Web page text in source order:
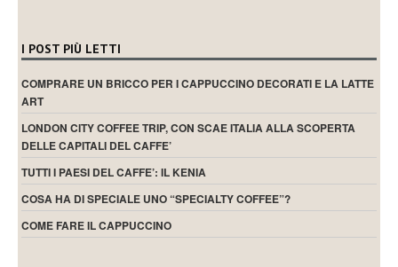
I POST PIÙ LETTI
COMPRARE UN BRICCO PER I CAPPUCCINO DECORATI E LA LATTE
ART
LONDON CITY COFFEE TRIP, CON SCAE ITALIA ALLA SCOPERTA
DELLE CAPITALI DEL CAFFE’
TUTTI I PAESI DEL CAFFE’: IL KENIA
COSA HA DI SPECIALE UNO “SPECIALTY COFFEE”?
COME FARE IL CAPPUCCINO